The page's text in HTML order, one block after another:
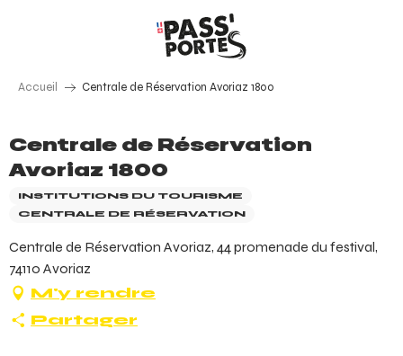
Accueil Centrale de Réservation Avoriaz 1800
Centrale de Réservation
Avoriaz 1800
INSTITUTIONS DU TOURISME
CENTRALE DE RÉSERVATION
Centrale de Réservation Avoriaz, 44 promenade du festival,
74110 Avoriaz
M'y rendre
Partager